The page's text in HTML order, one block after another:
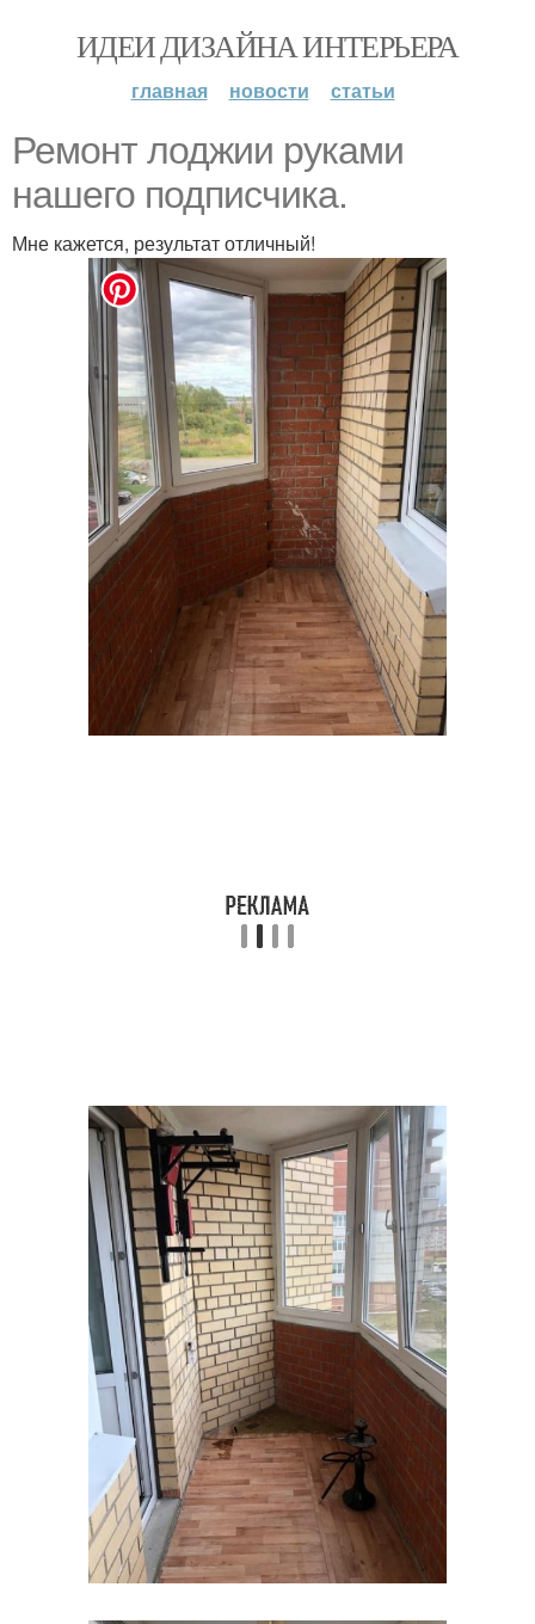
ИДЕИ ДИЗАЙНА ИНТЕРЬЕРА
главная новости статьи
Ремонт лоджии руками
нашего подписчика.
Мне кажется, результат отличный!